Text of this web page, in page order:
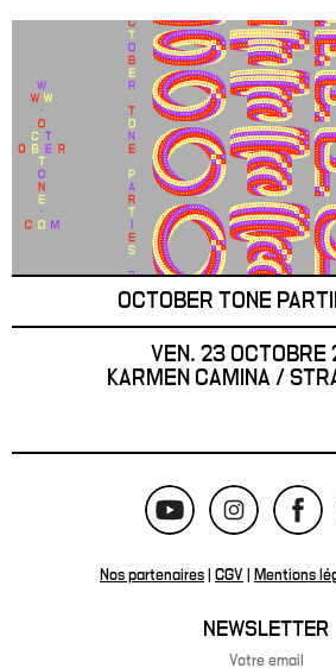
OCTOBER TONE
VEN. 23
KARMEN CAMINA /
Nos partenaires CGV Mentions
NEWSLETTER